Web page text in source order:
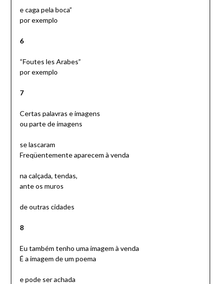
e caga pela boca”
por exemplo
6
“Foutes les Arabes”
por exemplo
7
Certas palavras e imagens
ou parte de imagens
se lascaram
Freqüentemente aparecem à venda
na calçada, tendas,
ante os muros
de outras cidades
8
Eu também tenho uma imagem à venda
É a imagem de um poema
e pode ser achada